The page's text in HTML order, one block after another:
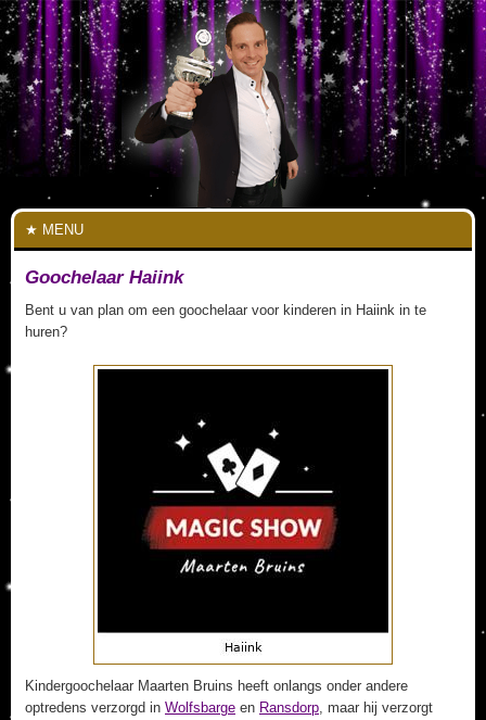
MENU
Goochelaar Haiink
Bent u van plan om een goochelaar voor kinderen in Haiink in te
huren?
Kindergoochelaar Maarten Bruins heeft onlangs onder andere
optredens verzorgd in Wolfsbarge en Ransdorp, maar hij verzorgt